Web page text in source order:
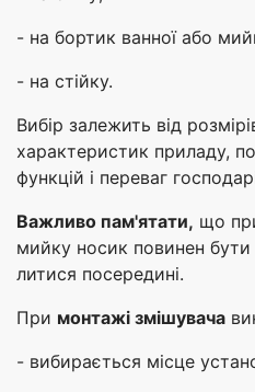
- на бортик ванної або
- на стійку.
Вибір залежить від
характеристик приладу,
функцій і переваг
Важливо пам'ятати, що
мийку носик повинен
литися посередині.
При монтажі змішувача
- вибирається місце